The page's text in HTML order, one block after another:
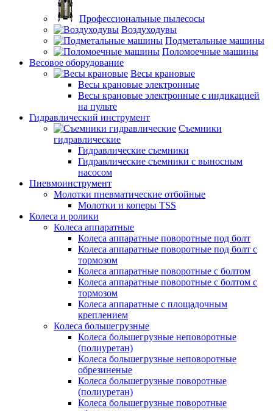
Профессиональные пылесосы
Воздуходувы
Подметальные машины
Поломоечные машины
Весовое оборудование
Весы крановые
Весы крановые электронные
Весы крановые электронные с индикацией
на пульте
Гидравлический инструмент
Съемники
гидравлические
Гидравлические съемники
Гидравлические cъемники с выносным
насосом
Пневмоинструмент
Молотки пневматические отбойные
Молотки и коперы TSS
Колеса и ролики
Колеса аппаратные
Колеса аппаратные поворотные под болт
Колеса аппаратные поворотные под болт с
тормозом
Колеса аппаратные поворотные с болтом
Колеса аппаратные поворотные с болтом с
тормозом
Колеса аппаратные с площадочным
креплением
Колеса большегрузные
Колеса большегрузные неповоротные
(полиуретан)
Колеса большегрузные неповоротные
обрезиненые
Колеса большегрузные поворотные
(полиуретан)
Колеса большегрузные поворотные